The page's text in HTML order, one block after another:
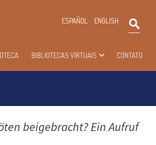
ESPAÑOL ENGLISH
BIBLIOTECAS VIRTUAIS CONTATO
beigebracht? Ein Aufruf